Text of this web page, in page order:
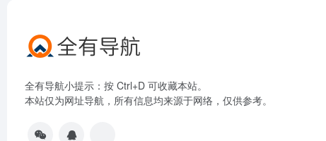
全有导航小提示：按 Ctrl+D 可收藏本站。
本站仅为网址导航，所有信息均来源于网络，仅供参考。